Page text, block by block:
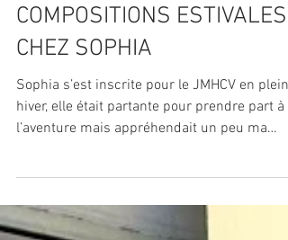
4 août 2020
JMHCV
COMPOSITIONS ESTIVALES
CHEZ SOPHIA
hiver, elle était partante pour prendre part à
venue...